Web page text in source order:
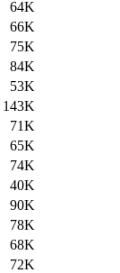
64K
66K
75K
84K
53K
143K
71K
65K
74K
40K
90K
78K
68K
72K